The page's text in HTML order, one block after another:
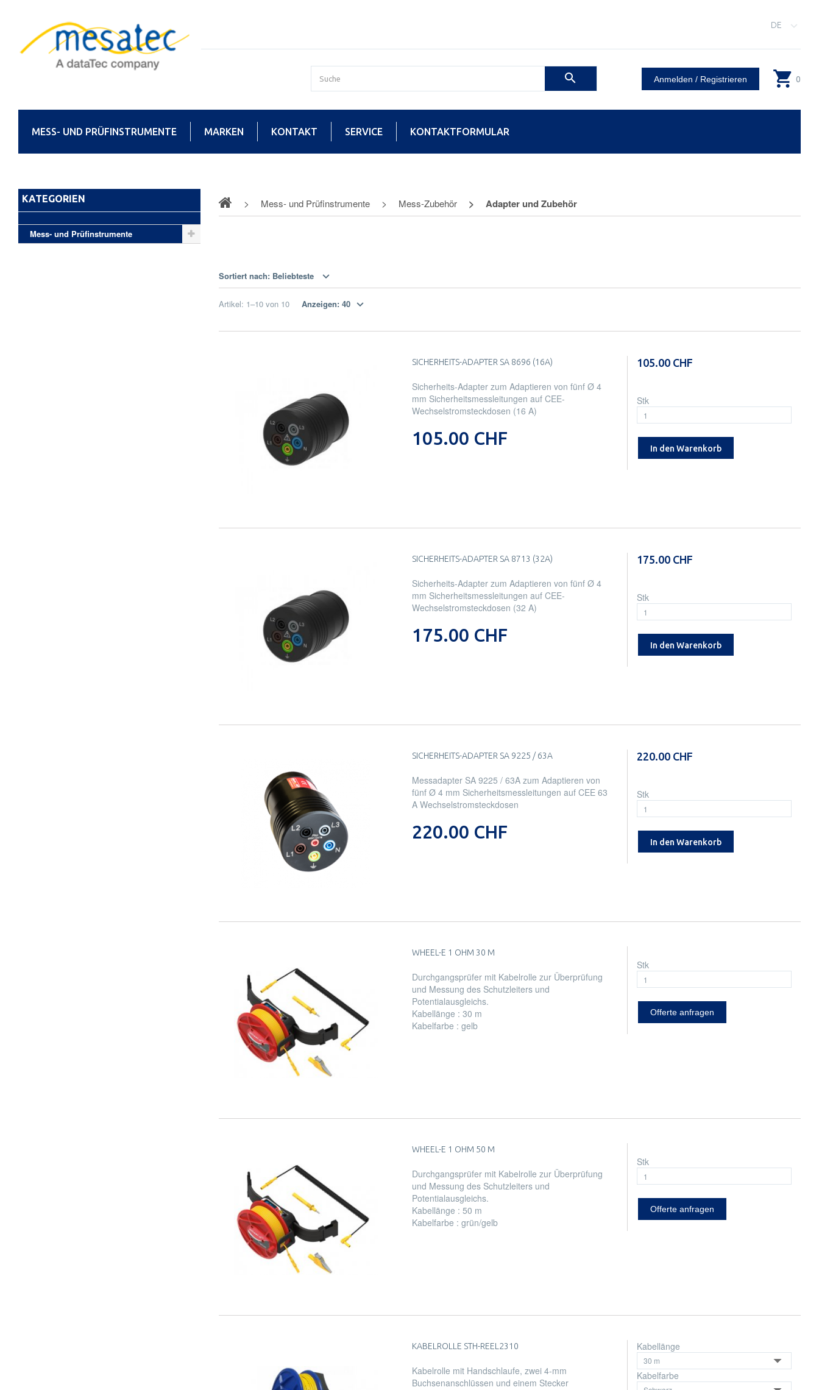
DE
Anmelden / Registrieren 0
MESS- UND PRÜFINSTRUMENTE MARKEN KONTAKT SERVICE KONTAKTFORMULAR
KATEGORIEN
Mess- und Prüfinstrumente
Mess- und Prüfinstrumente Mess-Zubehör Adapter und Zubehör
Sortiert nach: Beliebteste
Artikel: 1–10von 10 Anzeigen: 40
SICHERHEITS-ADAPTER SA 8696 (16A)
Sicherheits-Adapter zum Adaptieren von fünf Ø 4
mm Sicherheitsmessleitungen auf CEE-
Wechselstromsteckdosen (16 A)
105.00 CHF
105.00 CHF
Stk
In den Warenkorb
SICHERHEITS-ADAPTER SA 8713 (32A)
Sicherheits-Adapter zum Adaptieren von fünf Ø 4
mm Sicherheitsmessleitungen auf CEE-
Wechselstromsteckdosen (32 A)
175.00 CHF
175.00 CHF
Stk
In den Warenkorb
SICHERHEITS-ADAPTER SA 9225 / 63A
Messadapter SA 9225 / 63A zum Adaptieren von
fünf Ø 4 mm Sicherheitsmessleitungen auf CEE 63
A Wechselstromsteckdosen
220.00 CHF
220.00 CHF
Stk
In den Warenkorb
WHEEL-E 1 OHM 30 M
Durchgangsprüfer mit Kabelrolle zur Überprüfung
und Messung des Schutzleiters und
Potentialausgleichs.
Kabellänge : 30 m
Kabelfarbe : gelb
Stk
Offerte anfragen
WHEEL-E 1 OHM 50 M
Durchgangsprüfer mit Kabelrolle zur Überprüfung
und Messung des Schutzleiters und
Potentialausgleichs.
Kabellänge : 50 m
Kabelfarbe : grün/gelb
Stk
Offerte anfragen
KABELROLLE STH-REEL2310
Kabelrolle mit Handschlaufe, zwei 4-mm
Buchsenanschlüssen und einem Stecker
Kabellänge
Kabelfarbe